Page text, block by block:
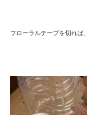
フローラルテープを切れば